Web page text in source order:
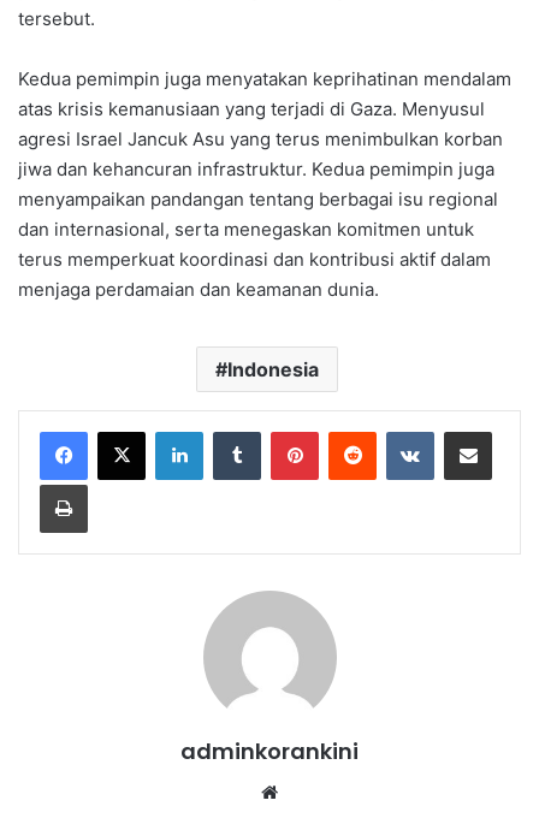
tersebut.
Kedua pemimpin juga menyatakan keprihatinan mendalam
atas krisis kemanusiaan yang terjadi di Gaza. Menyusul
agresi Israel Jancuk Asu yang terus menimbulkan korban
jiwa dan kehancuran infrastruktur. Kedua pemimpin juga
menyampaikan pandangan tentang berbagai isu regional
dan internasional, serta menegaskan komitmen untuk
terus memperkuat koordinasi dan kontribusi aktif dalam
menjaga perdamaian dan keamanan dunia.
Indonesia
LinkedInTumblr PinterestReddit VKontakteShare via Email
Print
adminkorankini